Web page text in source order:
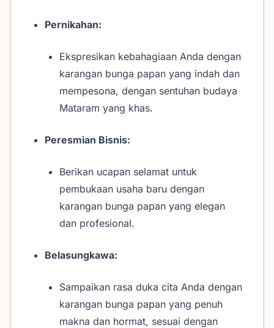
Pernikahan:
Ekspresikan kebahagiaan Anda dengan
karangan bunga papan yang indah dan
mempesona, dengan sentuhan budaya
Mataram yang khas.
Peresmian Bisnis:
Berikan ucapan selamat untuk
pembukaan usaha baru dengan
karangan bunga papan yang elegan
dan profesional.
Belasungkawa:
Sampaikan rasa duka cita Anda dengan
karangan bunga papan yang penuh
makna dan hormat, sesuai dengan